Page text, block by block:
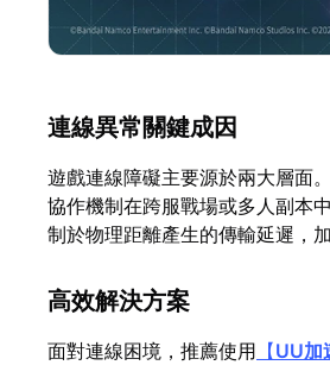
連線異常關鍵成因
遊戲連線障礙主要源於兩大層面
協作機制在跨服戰場或多人副本
制於物理距離產生的傳輸延遲，
高效解決方案
面對連線困境，推薦使用 【UU加